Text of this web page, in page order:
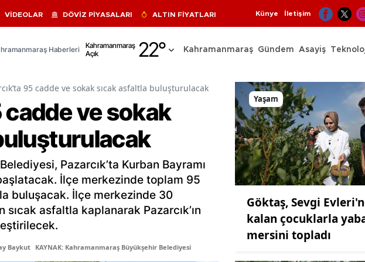
VİDEOLAR DÖVİZ PİYASALARI ALTIN FİYATLARI Künye İletişim
Haberleri
Kahramanmaraş
Açık
22°
Adıyaman
Afyonkarahisar
Ağrı
Amasya
Antalya
Artvin
Balıkesir
Kahramanmaraş Gündem Asayiş
95 cadde ve sokak sıcak asfaltla buluşturulacak
cadde ve sokak
Pazarcık’ta Kurban Bayramı
İlçe merkezinde toplam 95
buluşacak. İlçe merkezinde 30
asfaltla kaplanarak Pazarcık’ın
Baykut KAYNAK: Kahramanmaraş Büyükşehir Belediyesi
Yaşam
Göktaş, Sevgi
kalan çocuklarla
mersini topladı